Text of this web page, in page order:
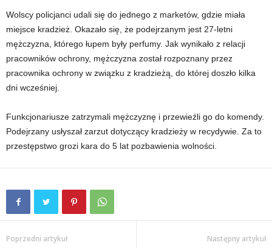
Wolscy policjanci udali się do jednego z marketów, gdzie miała
miejsce kradzież. Okazało się, że podejrzanym jest 27-letni
mężczyzna, którego łupem były perfumy. Jak wynikało z relacji
pracowników ochrony, mężczyzna został rozpoznany przez
pracownika ochrony w związku z kradzieżą, do której doszło kilka
dni wcześniej.
Funkcjonariusze zatrzymali mężczyznę i przewieźli go do komendy.
Podejrzany usłyszał zarzut dotyczący kradzieży w recydywie. Za to
przestępstwo grozi kara do 5 lat pozbawienia wolności.
Poprzedni artykuł Następny artykuł